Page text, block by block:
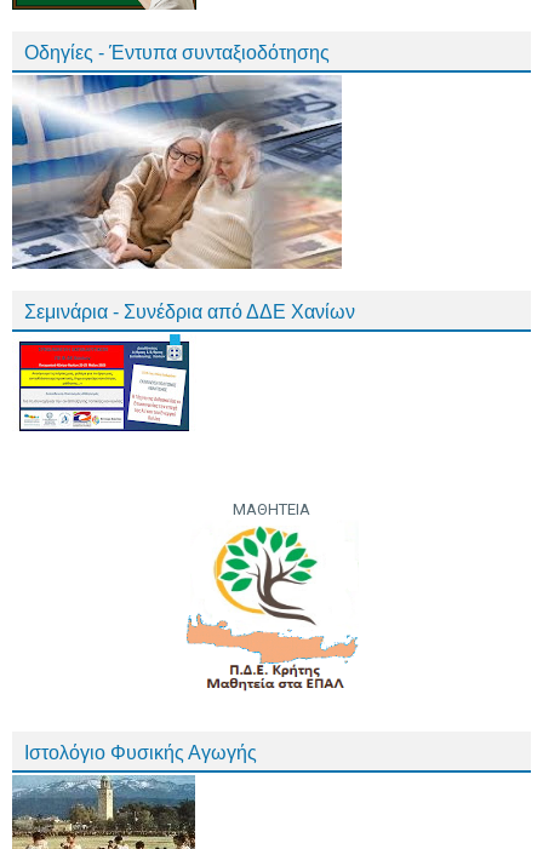
Οδηγίες - Έντυπα συνταξιοδότησης
Σεμινάρια - Συνέδρια από ΔΔΕ Χανίων
ΜΑΘΗΤΕΙΑ
Ιστολόγιο Φυσικής Αγωγής